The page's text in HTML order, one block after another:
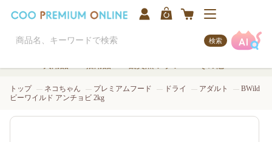
検索
トップ ネコちゃん プレミアムフード ドライ アダルト
BWild
ビーワイルド アンチョビ 2kg